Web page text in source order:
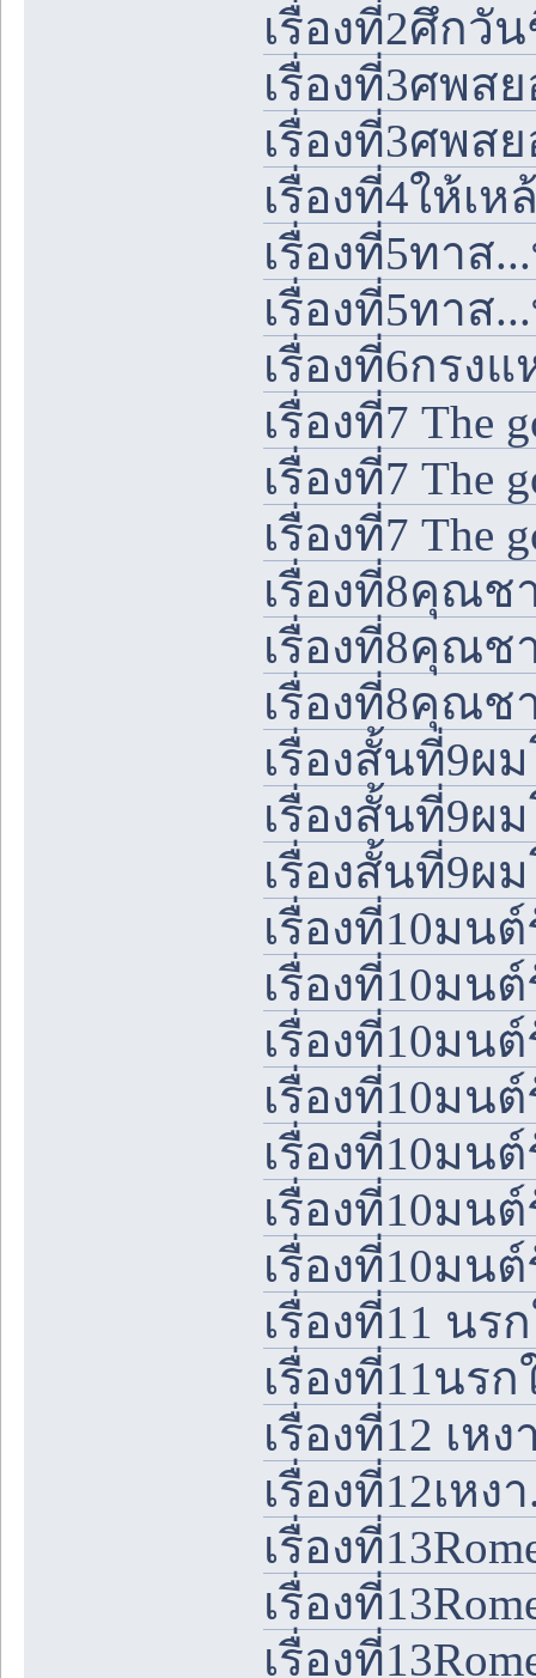
เรื่องที่2ศึกวั
เรื่องที่3ศพส
เรื่องที่3ศพส
เรื่องที่4ให้เ
เรื่องที่5ทาส
เรื่องที่5ทาส
เรื่องที่6กรง
เรื่องที่7 The
เรื่องที่7 The
เรื่องที่7 The
เรื่องที่8คุณ
เรื่องที่8คุณ
เรื่องที่8คุณ
เรื่องสั้นที่9ผ
เรื่องสั้นที่9ผ
เรื่องสั้นที่9ผ
เรื่องที่10มน
เรื่องที่10มน
เรื่องที่10มน
เรื่องที่10มน
เรื่องที่10มน
เรื่องที่10มน
เรื่องที่10มน
เรื่องที่11 นร
เรื่องที่11นร
เรื่องที่12 เหง
เรื่องที่12เหง
เรื่องที่
เรื่องที่
เรื่องที่